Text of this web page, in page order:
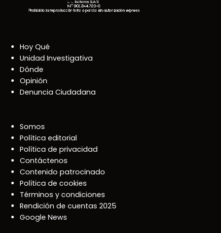
Hoy Qué
Unidad Investigativa
Dónde
Opinión
Denuncia Ciudadana
Somos
Política editorial
Política de privacidad
Contáctenos
Contenido patrocinado
Política de cookies
Términos y condiciones
Rendición de cuentas 2025
Google News